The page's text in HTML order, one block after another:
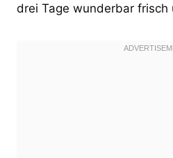
drei Tage wunderbar frisch